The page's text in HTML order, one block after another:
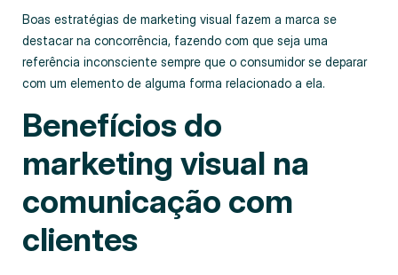
Boas estratégias de marketing visual fazem a marca se
destacar na concorrência, fazendo com que seja uma
referência inconsciente sempre que o consumidor se deparar
com um elemento de alguma forma relacionado a ela.
Benefícios do
marketing visual na
comunicação com
clientes